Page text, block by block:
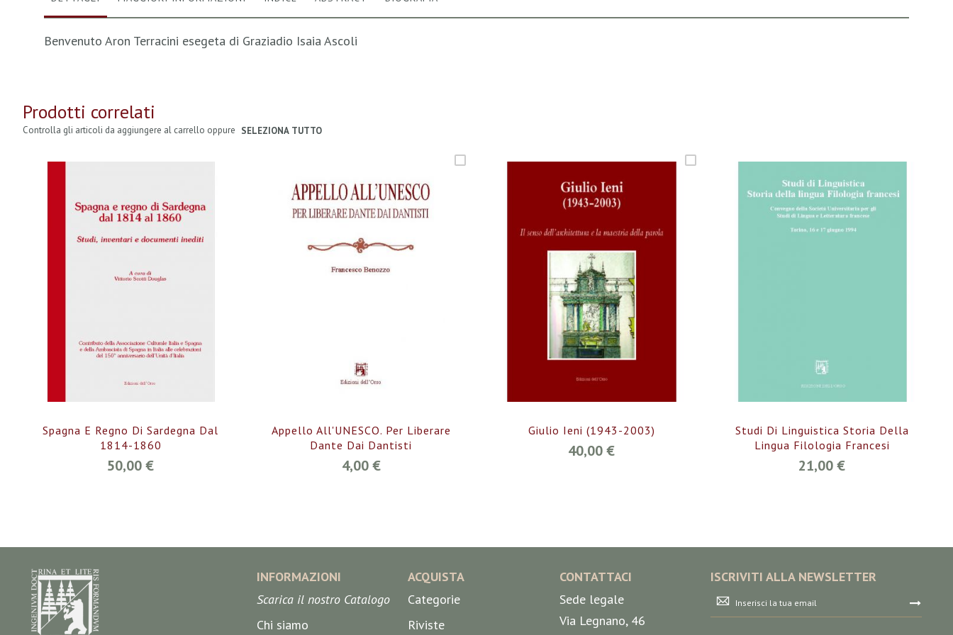
Benvenuto Aron Terracini esegeta di Graziadio Isaia Ascoli
Prodotti correlati
Controlla gli articoli da aggiungere al carrello oppure SELEZIONA TUTTO
Spagna E Regno Di Sardegna Dal
1814-1860
50,00 €
Appello All'UNESCO. Per Liberare
Dante Dai Dantisti
4,00 €
Giulio Ieni (1943-2003)
40,00 €
Studi Di Linguistica Storia Della
Lingua Filologia Francesi
21,00 €
INFORMAZIONI
Scarica il nostro Catalogo
Chi siamo
ACQUISTA
Categorie
Riviste
CONTATTACI
Sede legale
Via Legnano, 46
ISCRIVITI ALLA NEWSLETTER
Iscriviti
alla
nostra